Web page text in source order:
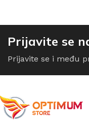
Prijavite se
Prijavite se i među